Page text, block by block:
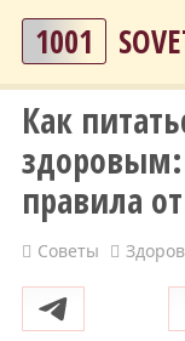
1001
Как
правила
Советы